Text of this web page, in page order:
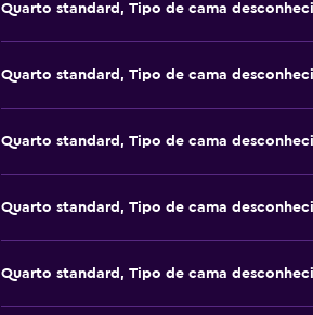
Quarto standard, Tipo de cama
Quarto standard, Tipo de cama
Quarto standard, Tipo de cama
Quarto standard, Tipo de cama
Quarto standard, Tipo de cama